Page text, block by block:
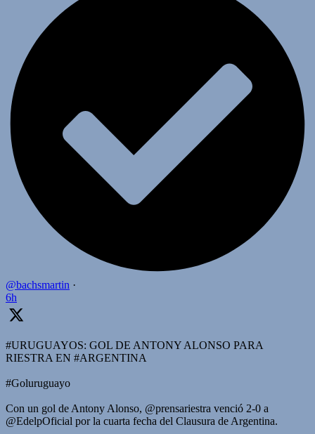
@bachsmartin ·
6h
#URUGUAYOS: GOL DE ANTONY ALONSO PARA
RIESTRA EN #ARGENTINA
#Goluruguayo
Con un gol de Antony Alonso, @prensariestra venció 2-0 a
@EdelpOficial por la cuarta fecha del Clausura de Argentina.